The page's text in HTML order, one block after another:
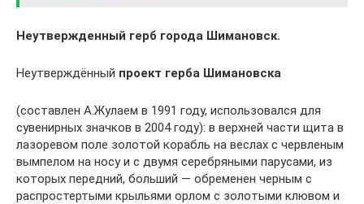
Неутвержденный герб города Шимановск.
Неутверждённый проект герба Шимановска
(составлен А.Жулаем в 1991 году, использовался для
сувенирных значков в 2004 году): в верхней части щита в
лазоревом поле золотой корабль на веслах с червленым
вымпелом на носу и с двумя серебряными парусами, из
которых передний, больший — обременен черным с
распростертыми крыльями орлом с золотыми клювом и